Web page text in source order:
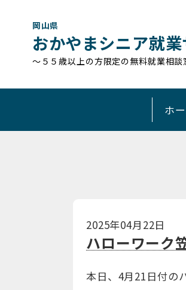
岡山県
おかやまシニア就
～５５歳以上の方限定の無料就業相談
ホ
2025年04月22日
ハローワーク
本日、4月21日付の